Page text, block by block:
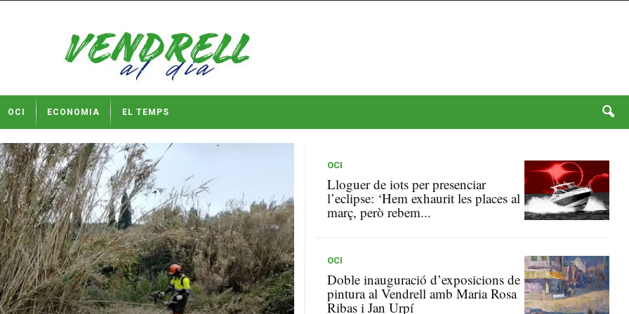
OCI ECONOMIA EL TEMPS
OCI
Lloguer de iots per presenciar
l’eclipse: ‘Hem exhaurit les places al
març, però rebem...
OCI
Doble inauguració d’exposicions de
pintura al Vendrell amb Maria Rosa
Ribas i Jan Urpí